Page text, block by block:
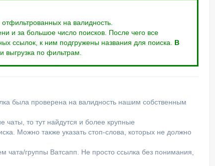
на валидность.
и за большое число поисков. После чего все
ссылок, к ним подгружены названия для поиска. В
выгрузка по фильтрам.
была проверена на валидность нашим собственным
то тут найдутся и более крупные
Можно также указать стоп-слова, которых не должно
чата/группы Ватсапп. Не просто ссылка без понимания,